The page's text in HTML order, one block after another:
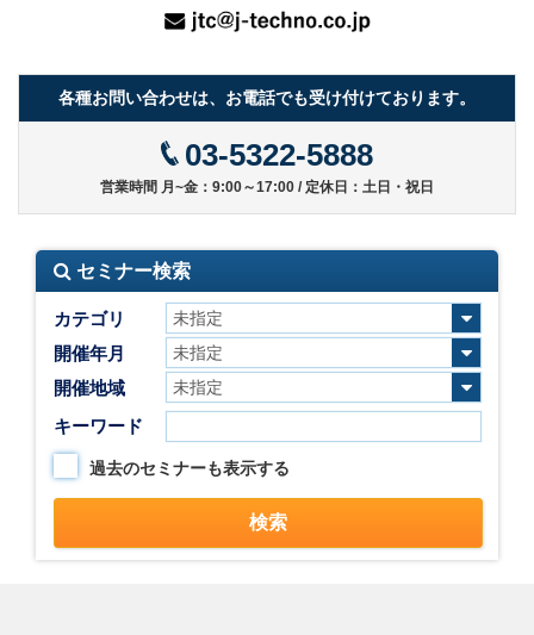
各種お問い合わせは、お電話でも受け付けております。
03-5322-5888
営業時間 月~金：9:00～17:00 / 定休日：土日・祝日
セミナー検索
カテゴリ
開催年月
開催地域
キーワード
過去のセミナーも表示する